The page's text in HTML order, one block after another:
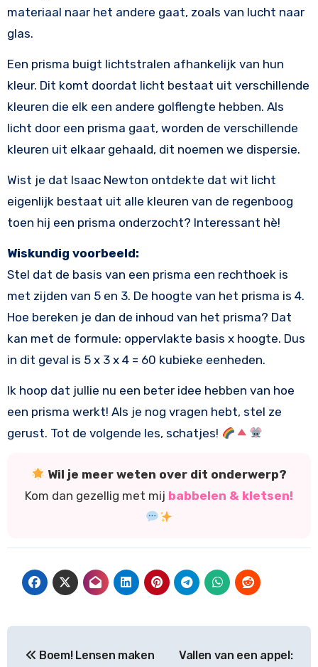
materiaal naar het andere gaat, zoals van lucht naar
glas.
Een prisma buigt lichtstralen afhankelijk van hun
kleur. Dit komt doordat licht bestaat uit verschillende
kleuren die elk een andere golflengte hebben. Als
licht door een prisma gaat, worden de verschillende
kleuren uit elkaar gehaald, dit noemen we dispersie.
Wist je dat Isaac Newton ontdekte dat wit licht
eigenlijk bestaat uit alle kleuren van de regenboog
toen hij een prisma onderzocht? Interessant hè!
Wiskundig voorbeeld:
Stel dat de basis van een prisma een rechthoek is
met zijden van 5 en 3. De hoogte van het prisma is 4.
Hoe bereken je dan de inhoud van het prisma? Dat
kan met de formule: oppervlakte basis x hoogte. Dus
in dit geval is 5 x 3 x 4 = 60 kubieke eenheden.
Ik hoop dat jullie nu een beter idee hebben van hoe
een prisma werkt! Als je nog vragen hebt, stel ze
gerust. Tot de volgende les, schatjes!
Wil je meer weten over dit onderwerp?
Kom dan gezellig met mij babbelen & kletsen!
Boem! Lensen maken Vallen van een appel: